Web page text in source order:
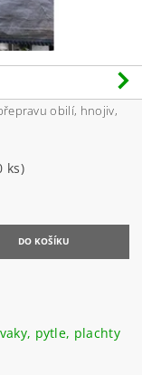
obilí, hnojiv,
ks)
pytle, plachty